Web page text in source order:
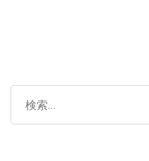
ン
検
索: